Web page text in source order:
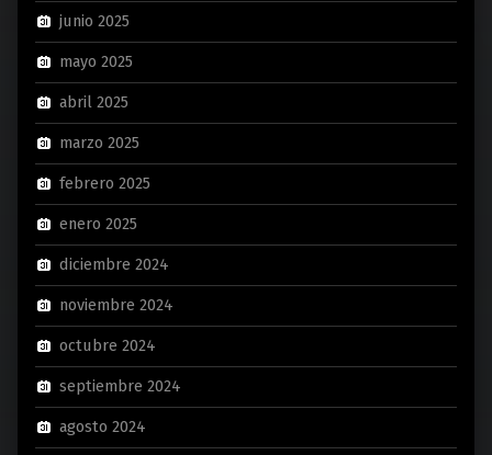
junio 2025
mayo 2025
abril 2025
marzo 2025
febrero 2025
enero 2025
diciembre 2024
noviembre 2024
octubre 2024
septiembre 2024
agosto 2024